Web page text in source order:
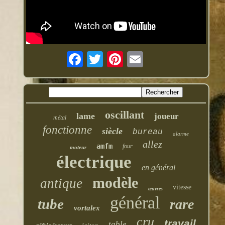
métal lame oscillant joueur
fonctionne siècle bureau alarme
moteur amfm four allez
électrique en général
antique modèle œuvres vitesse
tube vortalex général rare
cru